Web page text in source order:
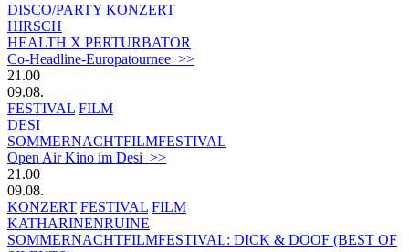
DISCO/PARTY KONZERT
HIRSCH
HEALTH X PERTURBATOR
Co-Headline-Europatournee >>
21.00
09.08.
FESTIVAL FILM
DESI
SOMMERNACHTFILMFESTIVAL
Open Air Kino im Desi >>
21.00
09.08.
KONZERT FESTIVAL FILM
KATHARINENRUINE
SOMMERNACHTFILMFESTIVAL: DICK & DOOF (BEST OF